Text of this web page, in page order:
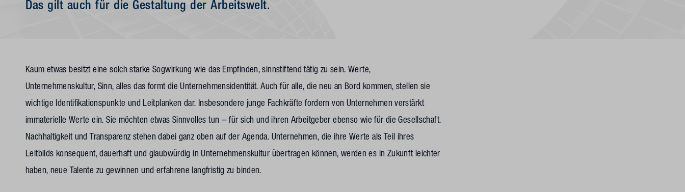
Das gilt auch für die Gestaltung der Arbeitswelt.
Kaum etwas besitzt eine solch starke Sogwirkung wie das Empfinden, sinnstiftend tätig zu sein. Werte,
Unternehmenskultur, Sinn, alles das formt die Unternehmensidentität. Auch für alle, die neu an Bord kommen, stellen sie
wichtige Identifikationspunkte und Leitplanken dar. Insbesondere junge Fachkräfte fordern von Unternehmen verstärkt
immaterielle Werte ein. Sie möchten etwas Sinnvolles tun – für sich und ihren Arbeitgeber ebenso wie für die Gesellschaft.
Nachhaltigkeit und Transparenz stehen dabei ganz oben auf der Agenda. Unternehmen, die ihre Werte als Teil ihres
Leitbilds konsequent, dauerhaft und glaubwürdig in Unternehmenskultur übertragen können, werden es in Zukunft leichter
haben, neue Talente zu gewinnen und erfahrene langfristig zu binden.